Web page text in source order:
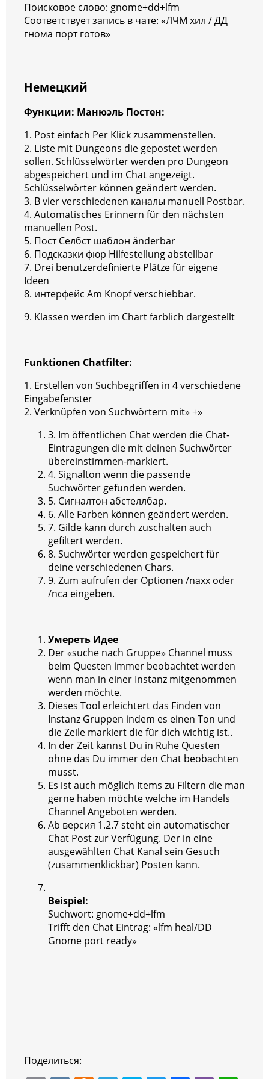
Поисковое слово: gnome+dd+lfm
Соответствует запись в чате: «ЛЧМ хил / ДД
гнома порт готов»
Немецкий
Функции: Манюэль Постен:
1. Post einfach Per Klick zusammenstellen.
2. Liste mit Dungeons die gepostet werden
sollen. Schlüsselwörter werden pro Dungeon
abgespeichert und im Chat angezeigt.
Schlüsselwörter können geändert werden.
3. В vier verschiedenen каналы manuell Postbar.
4. Automatisches Erinnern für den nächsten
manuellen Post.
5. Пост Селбст шаблон änderbar
6. Подсказки фюр Hilfestellung abstellbar
7. Drei benutzerdefinierte Plätze für eigene
Ideen
8. интерфейс Am Knopf verschiebbar.
9. Klassen werden im Chart farblich dargestellt
Funktionen Chatfilter:
1. Erstellen von Suchbegriffen in 4 verschiedene
Eingabefenster
2. Verknüpfen von Suchwörtern mit» +»
3. Im öffentlichen Chat werden die Chat-
Eintragungen die mit deinen Suchwörter
übereinstimmen-markiert.
4. Signalton wenn die passende
Suchwörter gefunden werden.
5. Сигналтон абстеллбар.
6. Alle Farben können geändert werden.
7. Gilde kann durch zuschalten auch
gefiltert werden.
8. Suchwörter werden gespeichert für
deine verschiedenen Chars.
9. Zum aufrufen der Optionen /naxx oder
/nca eingeben.
Умереть Идее
Der «suche nach Gruppe» Channel muss
beim Questen immer beobachtet werden
wenn man in einer Instanz mitgenommen
werden möchte.
Dieses Tool erleichtert das Finden von
Instanz Gruppen indem es einen Ton und
die Zeile markiert die für dich wichtig ist..
In der Zeit kannst Du in Ruhe Questen
ohne das Du immer den Chat beobachten
musst.
Es ist auch möglich Items zu Filtern die man
gerne haben möchte welche im Handels
Channel Angeboten werden.
Ab версия 1.2.7 steht ein automatischer
Chat Post zur Verfügung. Der in eine
ausgewählten Chat Kanal sein Gesuch
(zusammenklickbar) Posten kann.
Beispiel:
Suchwort: gnome+dd+lfm
Trifft den Chat Eintrag: «lfm heal/DD
Gnome port ready»
Поделиться: